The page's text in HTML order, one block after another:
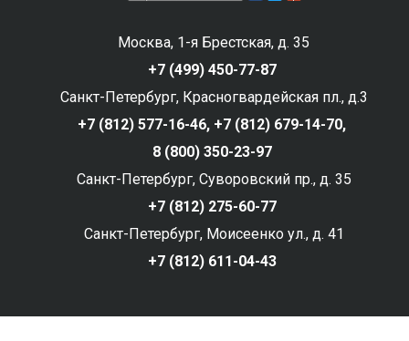
Москва, 1-я Брестская, д. 35
+7 (499) 450-77-87
Санкт-Петербург, Красногвардейская пл., д.3
+7 (812) 577-16-46, +7 (812) 679-14-70,
8 (800) 350-23-97
Санкт-Петербург, Суворовский пр., д. 35
+7 (812) 275-60-77
Санкт-Петербург, Моисеенко ул., д. 41
+7 (812) 611-04-43